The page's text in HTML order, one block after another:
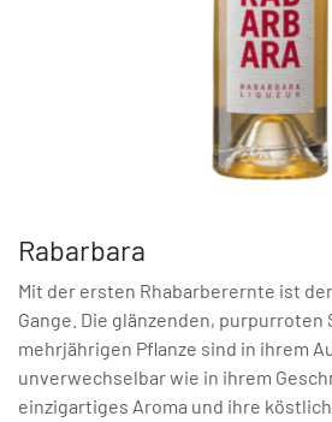
Rabarbara
Mit der ersten Rhabarberernte ist
Gange. Die glänzenden, purpurroten
mehrjährigen Pflanze sind in ihrem
unverwechselbar wie in ihrem
einzigartiges Aroma und ihre